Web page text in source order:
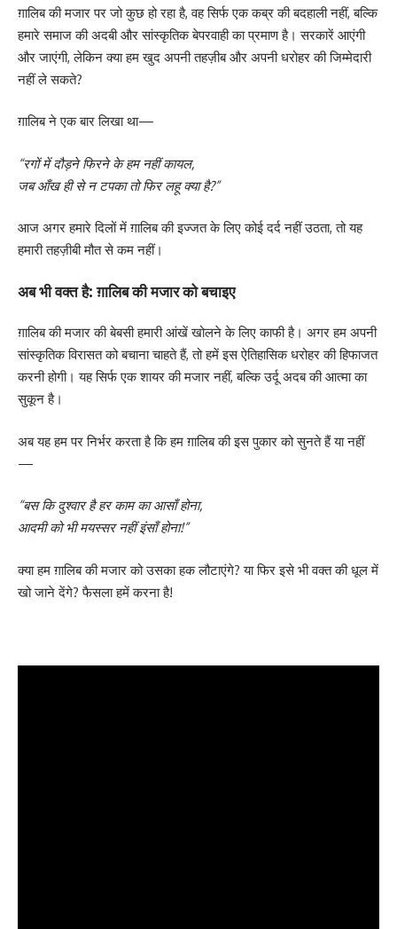
ग़ालिब की मजार पर जो कुछ हो रहा है, वह सिर्फ एक कब्र की बदहाली नहीं, बल्कि
हमारे समाज की अदबी और सांस्कृतिक बेपरवाही का प्रमाण है। सरकारें आएंगी
और जाएंगी, लेकिन क्या हम खुद अपनी तहज़ीब और अपनी धरोहर की जिम्मेदारी
नहीं ले सकते?
ग़ालिब ने एक बार लिखा था—
“रगों में दौड़ने फिरने के हम नहीं कायल,
जब आँख ही से न टपका तो फिर लहू क्या है?”
आज अगर हमारे दिलों में ग़ालिब की इज्जत के लिए कोई दर्द नहीं उठता, तो यह
हमारी तहज़ीबी मौत से कम नहीं।
अब भी वक्त है: ग़ालिब की मजार को बचाइए
ग़ालिब की मजार की बेबसी हमारी आंखें खोलने के लिए काफी है। अगर हम अपनी
सांस्कृतिक विरासत को बचाना चाहते हैं, तो हमें इस ऐतिहासिक धरोहर की हिफाजत
करनी होगी। यह सिर्फ एक शायर की मजार नहीं, बल्कि उर्दू अदब की आत्मा का
सुकून है।
अब यह हम पर निर्भर करता है कि हम ग़ालिब की इस पुकार को सुनते हैं या नहीं
—
“बस कि दुश्वार है हर काम का आसाँ होना,
आदमी को भी मयस्सर नहीं इंसाँ होना!”
क्या हम ग़ालिब की मजार को उसका हक लौटाएंगे? या फिर इसे भी वक्त की धूल में
खो जाने देंगे? फैसला हमें करना है!